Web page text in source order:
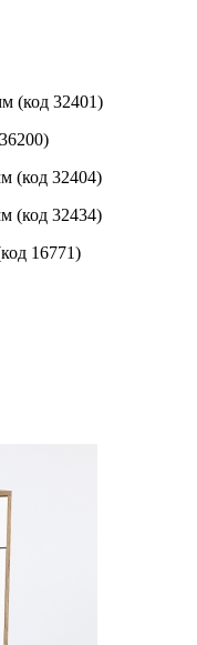
(код 32401)
(код 32404)
(код 32434)
16771)